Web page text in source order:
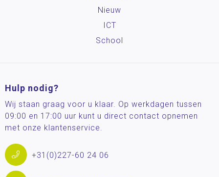
Nieuw
ICT
School
Hulp nodig?
Wij staan graag voor u klaar. Op werkdagen tussen
09:00 en 17:00 uur kunt u direct contact opnemen
met onze klantenservice.
+31(0)227-60 24 06